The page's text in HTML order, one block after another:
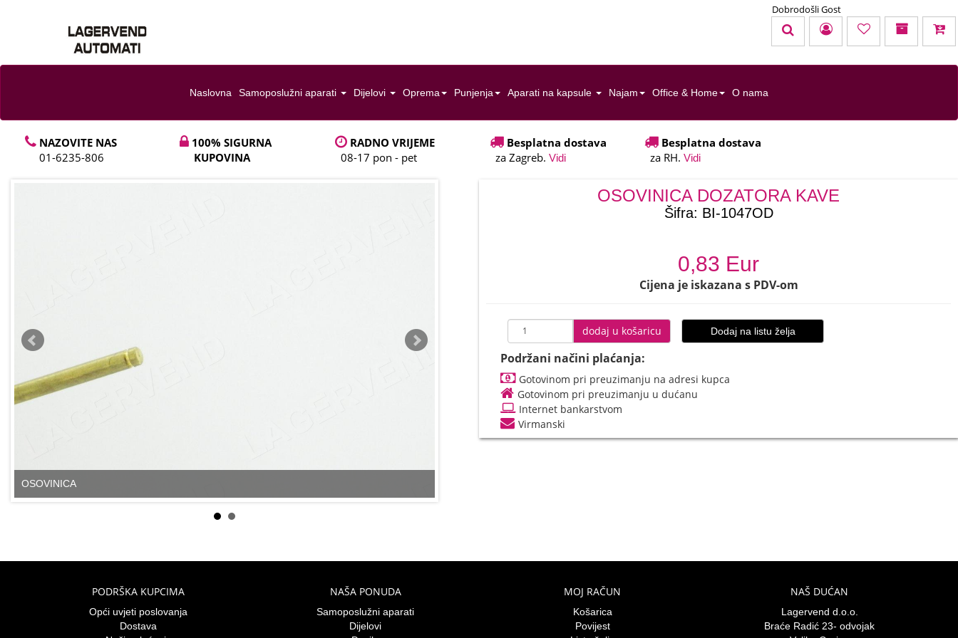
KOŠARICA
Dobrodošli Gost
Naslovna Samoposlužni aparati Dijelovi Oprema Punjenja Aparati na kapsule Najam Office & Home O nama
NAZOVITE NAS
01-6235-806
100% SIGURNA
KUPOVINA
RADNO VRIJEME
08-17 pon - pet
Besplatna dostava
za Zagreb. Vidi
Besplatna dostava
za RH.Vidi
OSOVINICA
OSOVINICA DOZATORA KAVE
Šifra: BI-1047OD
0,83 Eur
Cijena je iskazana s PDV-om
dodaj u košaricu Dodaj na listu želja
Podržani načini plaćanja:
Gotovinom pri preuzimanju na adresi kupca
Gotovinom pri preuzimanju u dućanu
Internet bankarstvom
Virmanski
PODRŠKA KUPCIMA
Opći uvjeti poslovanja
Dostava
NAŠA PONUDA
Samoposlužni aparati
Dijelovi
MOJ RAČUN
Košarica
Povijest
NAŠ DUĆAN
Lagervend d.o.o.
Braće Radić 23- odvojak